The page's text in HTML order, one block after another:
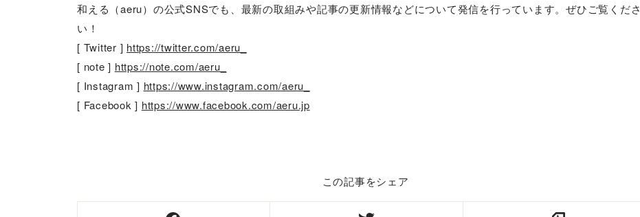
和える（aeru）の公式SNSでも、最新の取組みや記事の更新情報などについて発信を行っています。ぜひご覧くださ
い！
[ Twitter ] https://twitter.com/aeru_
[ note ] https://note.com/aeru_
[ Instagram ] https://www.instagram.com/aeru_
[ Facebook ] https://www.facebook.com/aeru.jp
この記事をシェア